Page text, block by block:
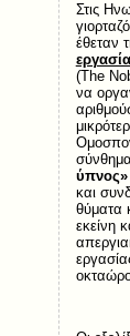
Στις
έθεταν
(The
να
σύνθημα
ύπνος»
και
θύματα
εκείνη